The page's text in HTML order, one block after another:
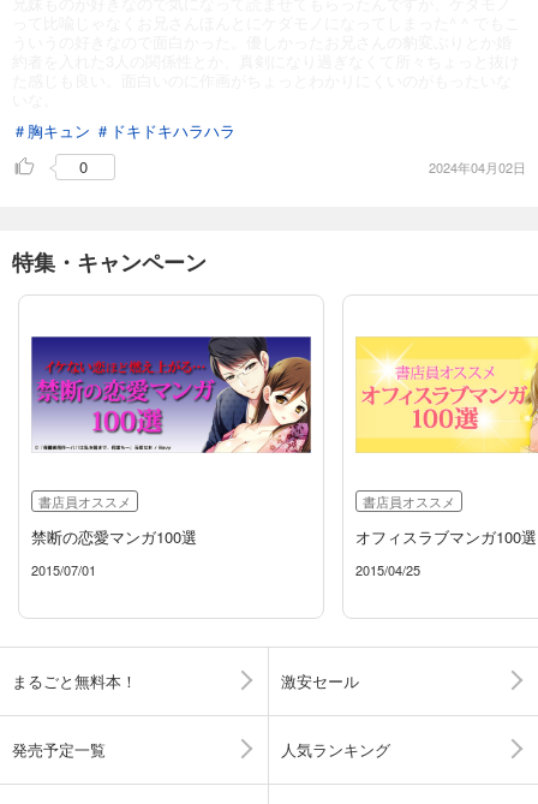
＃胸キュン ＃ドキドキハラハラ
0
2024年04月02日
特集・キャンペーン
書店員オススメ
禁断の恋愛マンガ100選
2015/07/01
書店員オススメ
オフィスラブマンガ100選
2015/04/25
まるごと無料本！ 激安セール
発売予定一覧 人気ランキング